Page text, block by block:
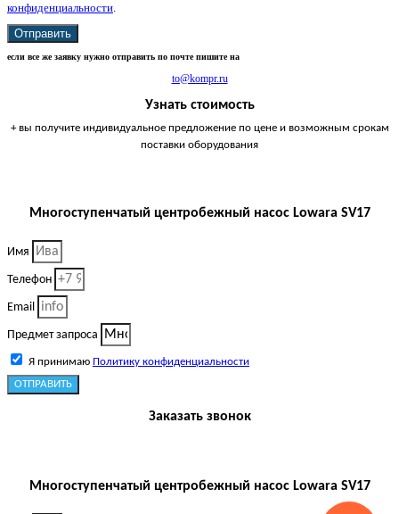
конфиденциальности.
Отправить
если все же заявку нужно отправить по почте пишите на
to@kompr.ru
Узнать стоимость
+ вы получите индивидуальное предложение по цене и возможным срокам
поставки оборудования
Многоступенчатый центробежный насос Lowara SV17
Имя
Телефон
Email
Предмет запроса
Я принимаю Политику конфиденциальности
ОТПРАВИТЬ
Заказать звонок
Многоступенчатый центробежный насос Lowara SV17